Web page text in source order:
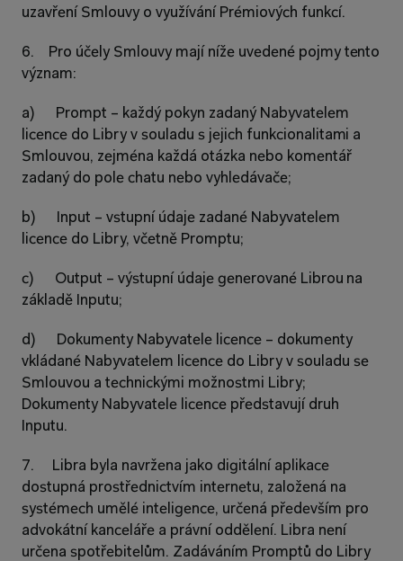
uzavření Smlouvy o využívání Prémiových funkcí.
6.    Pro účely Smlouvy mají níže uvedené pojmy tento
význam:
a)      Prompt – každý pokyn zadaný Nabyvatelem
licence do Libry v souladu s jejich funkcionalitami a
Smlouvou, zejména každá otázka nebo komentář
zadaný do pole chatu nebo vyhledávače;
b)      Input – vstupní údaje zadané Nabyvatelem
licence do Libry, včetně Promptu;
c)      Output – výstupní údaje generované Librou na
základě Inputu;
d)      Dokumenty Nabyvatele licence – dokumenty
vkládané Nabyvatelem licence do Libry v souladu se
Smlouvou a technickými možnostmi Libry;
Dokumenty Nabyvatele licence představují druh
Inputu.
7.     Libra byla navržena jako digitální aplikace
dostupná prostřednictvím internetu, založená na
systémech umělé inteligence, určená především pro
advokátní kanceláře a právní oddělení. Libra není
určena spotřebitelům. Zadáváním Promptů do Libry